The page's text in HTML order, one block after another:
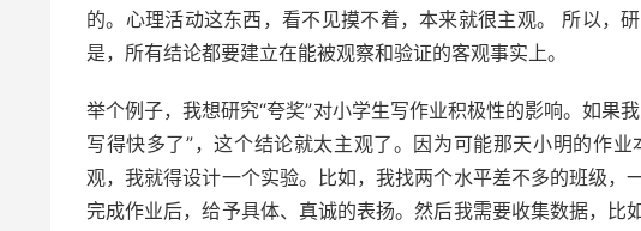
的。心理活动这东西，看不见摸不着，本来就很主观。 所以，
是，所有结论都要建立在能被观察和验证的客观事实上。
举个例子，我想研究“夸奖”对小学生写作业积极性的影响。如果
写得快多了”，这个结论就太主观了。因为可能那天小明的作
观，我就得设计一个实验。比如，我找两个水平差不多的班级，
完成作业后，给予具体、真诚的表扬。然后我需要收集数据，